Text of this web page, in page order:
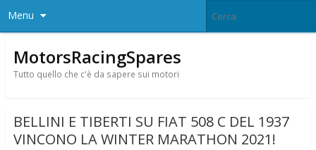
Menu
MotorsRacingSpares
Tutto quello che c'è da sapere sui motori
BELLINI E TIBERTI SU FIAT 508 C DEL 1937
VINCONO LA WINTER MARATHON 2021!